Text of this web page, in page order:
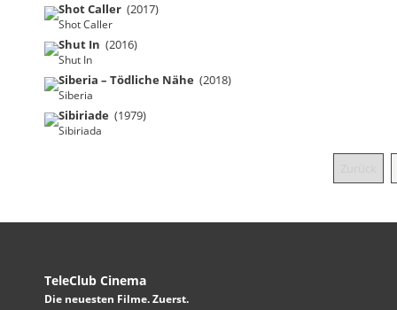
Shot Caller (2017)
Shot Caller
Shut In (2016)
Shut In
Siberia – Tödliche Nähe (2018)
Siberia
Sibiriade (1979)
Sibiriada
TeleClub Cinema
Die neuesten Filme. Zuerst.